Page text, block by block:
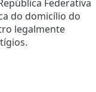
Federativa
do domicílio do
legalmente